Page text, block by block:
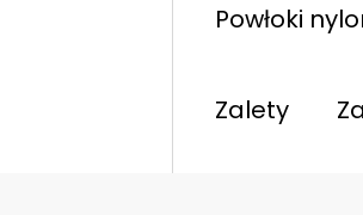
Powłoki
Zalety